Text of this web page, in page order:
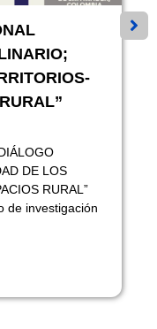
DE LOS
RURAL”
de investigación